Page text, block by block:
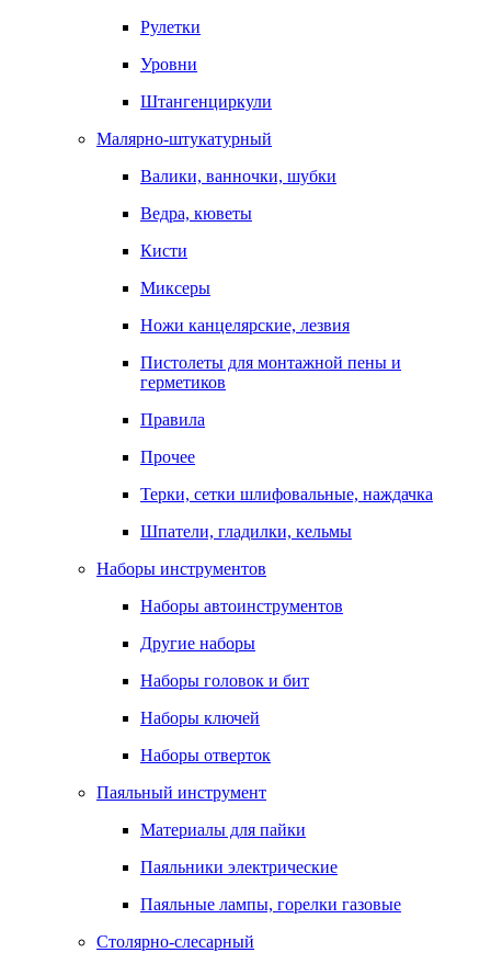
Рулетки
Уровни
Штангенциркули
Малярно-штукатурный
Валики, ванночки, шубки
Ведра, кюветы
Кисти
Миксеры
Ножи канцелярские, лезвия
Пистолеты для монтажной пены и
герметиков
Правила
Прочее
Терки, сетки шлифовальные, наждачка
Шпатели, гладилки, кельмы
Наборы инструментов
Наборы автоинструментов
Другие наборы
Наборы головок и бит
Наборы ключей
Наборы отверток
Паяльный инструмент
Материалы для пайки
Паяльники электрические
Паяльные лампы, горелки газовые
Столярно-слесарный